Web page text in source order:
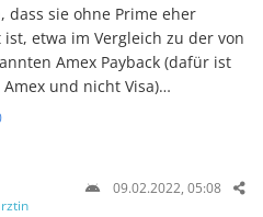
dass sie ohne Prime eher
etwa im Vergleich zu der von
Amex Payback (dafür ist
und nicht Visa)…
09.02.2022, 05:08